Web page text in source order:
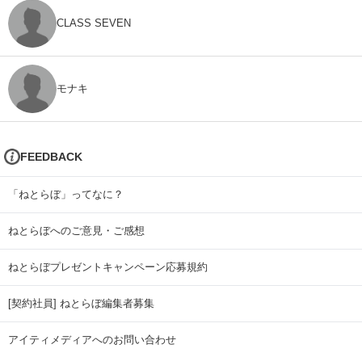
CLASS SEVEN
モナキ
FEEDBACK
「ねとらぼ」ってなに？
ねとらぼへのご意見・ご感想
ねとらぼプレゼントキャンペーン応募規約
[契約社員] ねとらぼ編集者募集
アイティメディアへのお問い合わせ